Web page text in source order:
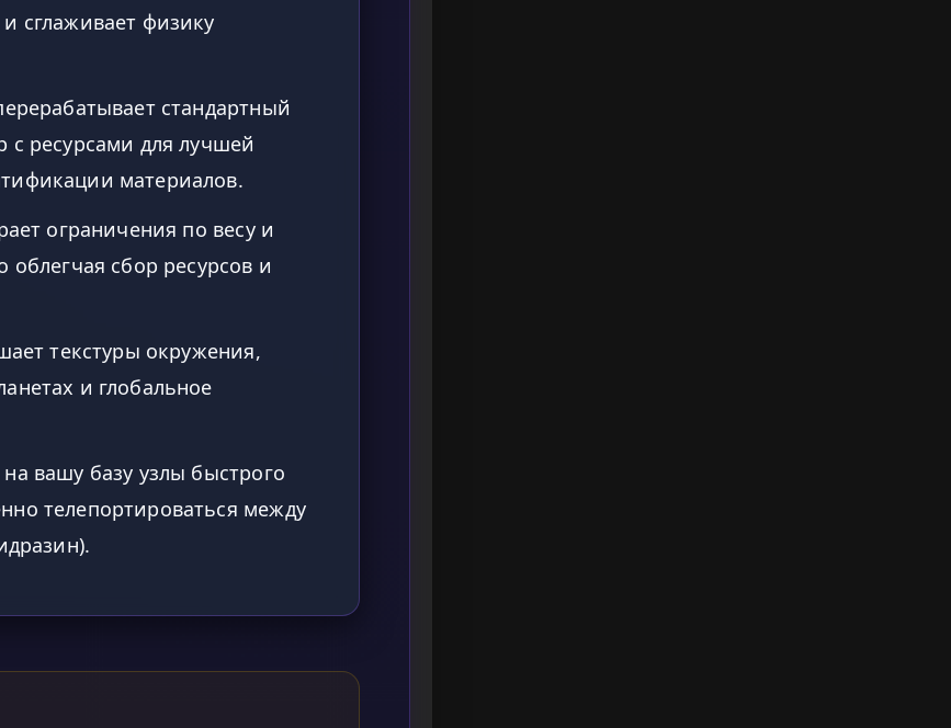
сглаживает физику
стандартный
с ресурсами для лучшей
материалов.
ограничения по весу и
облегчая сбор ресурсов и
текстуры окружения,
и глобальное
вашу базу узлы быстрого
телепортироваться между